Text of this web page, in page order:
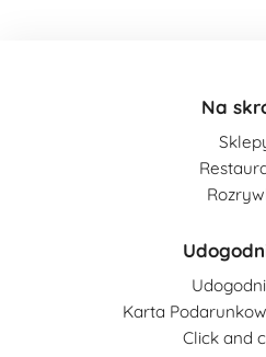
Na
Karta
Click and